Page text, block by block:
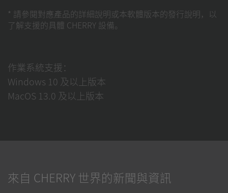
* 請參閱對應產品的詳細說明或本軟體版本的發行說明，以
了解支援的具體 CHERRY 設備。
作業系統支援：
Windows 10 及以上版本
MacOS 13.0 及以上版本
來自 CHERRY 世界的新聞與資訊